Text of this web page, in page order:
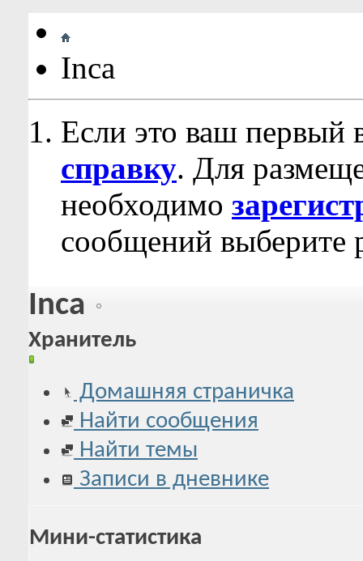
Inca
Если это ваш первый
справку. Для
необходимо
сообщений выберите
Inca
Хранитель
Домашняя страничка
Найти сообщения
Найти темы
Записи в дневнике
Мини-статистика